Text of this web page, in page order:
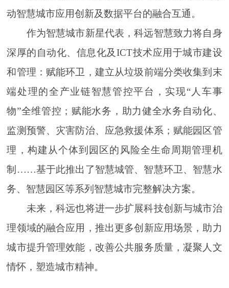
动智慧城市应用创新及数据平台的融合互通。
作为智慧城市新星代表，科远智慧致力将自身
深厚的自动化、信息化及ICT技术应用于城市建设
和管理：赋能环卫，建立从垃圾前端分类收集到末
端处理的全产业链智慧管控平台，实现“人车事
物”全维管控；赋能水务，助力健全水务自动化、
监测预警、灾害防治、应急救援体系；赋能园区管
理，构建从个体到园区的风险全生命周期管理机
制……基于此推出了智慧城管、智慧环卫、智慧水
务、智慧园区等系列智慧城市完整解决方案。
未来，科远也将进一步扩展科技创新与城市治
理领域的融合应用，推出更多创新应用场景，助力
城市提升管理效能，改善公共服务质量，凝聚人文
情怀，塑造城市精神。